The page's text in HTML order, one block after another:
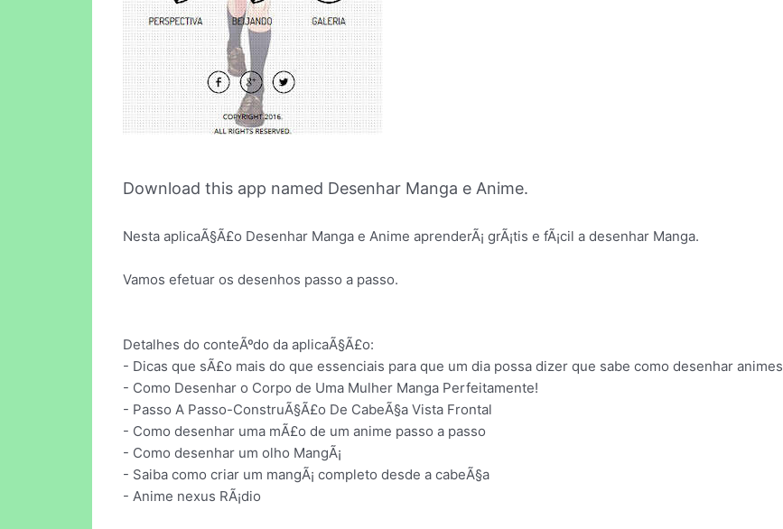
Download this app named Desenhar Manga e Anime.
Nesta aplicaÃ§Ã£o Desenhar Manga e Anime aprenderÃ¡ grÃ¡tis e fÃ¡cil a desenhar Manga.
Vamos efetuar os desenhos passo a passo.
Detalhes do conteÃºdo da aplicaÃ§Ã£o:
- Dicas que sÃ£o mais do que essenciais para que um dia possa dizer que sabe como desenhar animes
- Como Desenhar o Corpo de Uma Mulher Manga Perfeitamente!
- Passo A Passo-ConstruÃ§Ã£o De CabeÃ§a Vista Frontal
- Como desenhar uma mÃ£o de um anime passo a passo
- Como desenhar um olho MangÃ¡
- Saiba como criar um mangÃ¡ completo desde a cabeÃ§a
- Anime nexus RÃ¡dio